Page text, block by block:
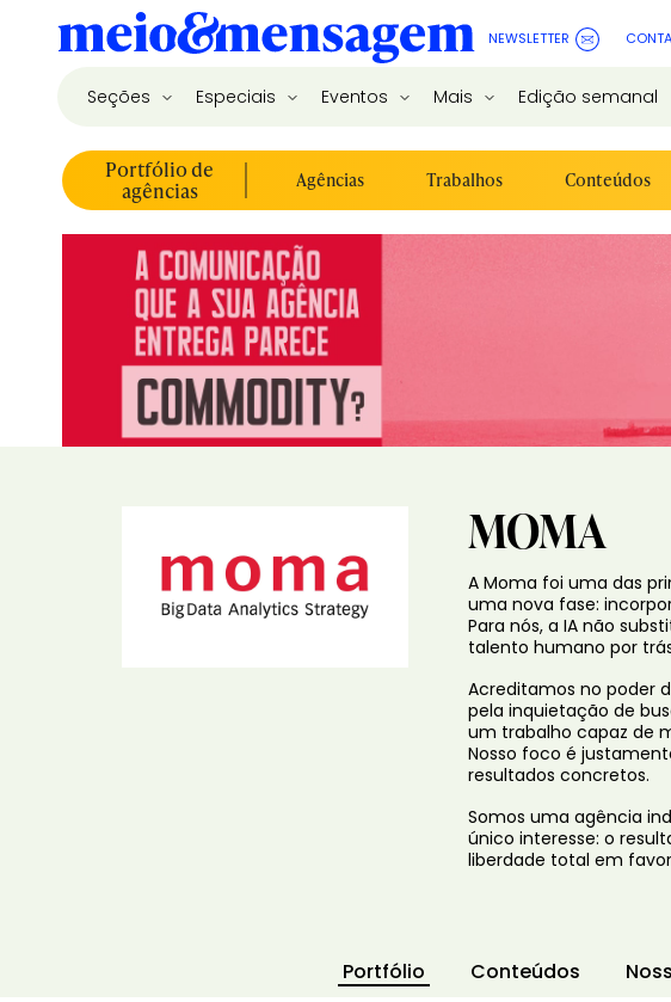
NEWSLETTER
Seções Especiais Eventos Mais Edição semanal
Portfólio de
agências Agências Trabalhos Conteúdos
MOMA
A Moma foi uma das
uma nova fase:
Para nós, a IA não
talento humano por
Acreditamos no poder
pela inquietação de
um trabalho capaz de
Nosso foco é
resultados concretos.
Somos uma agência
único interesse: o
liberdade total em
Portfólio Conteúdos